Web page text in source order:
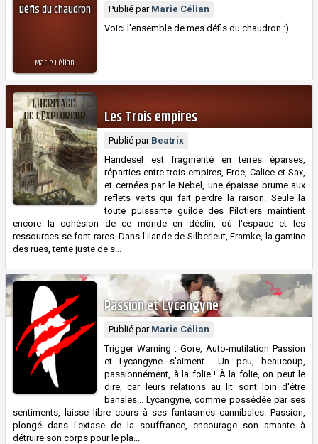
Défis du chaudron
Marie Célian
Publié par Marie Célian
Voici l'ensemble de mes défis du chaudron :)
Les Trois empires
Publié par Beatrix
Handesel est fragmenté en terres éparses,
réparties entre trois empires, Erde, Calice et Sax,
et cernées par le Nebel, une épaisse brume aux
reflets verts qui fait perdre la raison. Seule la
toute puissante guilde des Pilotiers maintient
encore la cohésion de ce monde en déclin, où l'espace et les
ressources se font rares. Dans l'Ilande de Silberleut, Framke, la gamine
des rues, tente juste de s...
Passion et Lycangyne
Publié par Marie Célian
Trigger Warning : Gore, Auto-mutilation Passion
et Lycangyne s'aiment... Un peu, beaucoup,
passionnément, à la folie ! À la folie, on peut le
dire, car leurs relations au lit sont loin d'être
banales... Lycangyne, comme possédée par ses
sentiments, laisse libre cours à ses fantasmes cannibales. Passion,
plongé dans l'extase de la souffrance, encourage son amante à
détruire son corps pour le pla...